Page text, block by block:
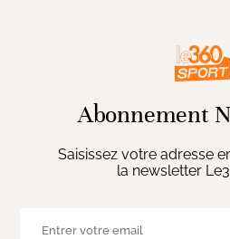
Abonnement
Saisissez votre adresse
la newsletter